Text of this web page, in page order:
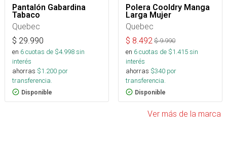
Pantalón Gabardina
Tabaco
Quebec
$ 29.990
en 6cuotas de $4.998sin
interés
ahorras $1.200 por
transferencia.
Disponible
Polera Cooldry Manga
Larga Mujer
Quebec
$ 8.492 $9.990
en 6cuotas de $1.415sin
interés
ahorras $340 por
transferencia.
Disponible
Ver más de la marca